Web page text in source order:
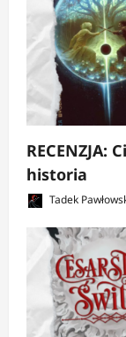
RECENZJA:
historia
Tadek